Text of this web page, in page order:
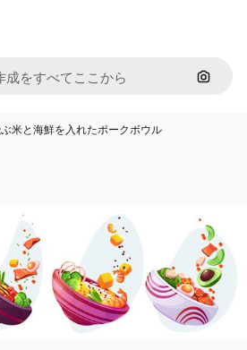
画像で
米と海鮮を入れたポークボウル